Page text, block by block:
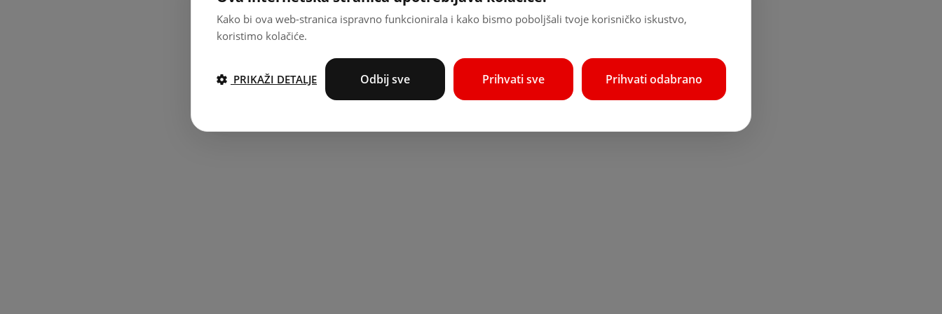
Kako bi ova web-stranica ispravno funkcionirala i kako bismo poboljšali tvoje korisničko iskustvo,
koristimo kolačiće.
Prihvati odabrano
Prihvati sve
Odbij sve
PRIKAŽI DETALJE